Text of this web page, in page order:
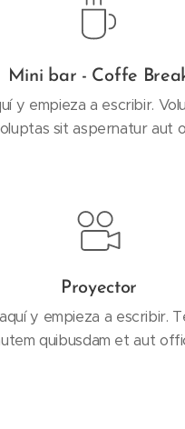
Mini bar - Coffe
y empieza a escribir.
sit aspernatur aut
Proyector
y empieza a escribir.
quibusdam et aut